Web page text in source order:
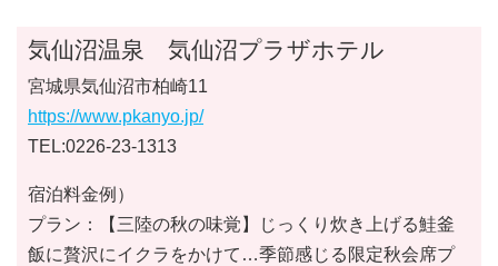
気仙沼温泉 気仙沼プラザホテル
宮城県気仙沼市柏崎11
https://www.pkanyo.jp/
TEL:0226-23-1313
宿泊料金例）
プラン：【三陸の秋の味覚】じっくり炊き上げる鮭釜
飯に贅沢にイクラをかけて…季節感じる限定秋会席プ